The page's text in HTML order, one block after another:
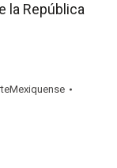
la República